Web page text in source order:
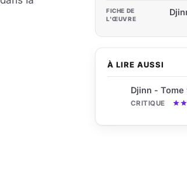
À LIRE AUSSI
Djinn -
CRITIQUE
FICHE DE
L'ŒUVRE